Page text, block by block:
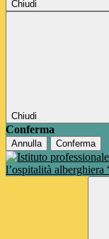
Chiudi
Chiudi
Conferma
Annulla Conferma